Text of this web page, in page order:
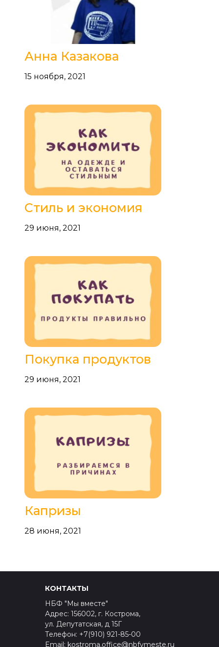
Анна Казакова
15 ноября, 2021
Стиль и экономия
29 июня, 2021
Покупка продуктов
29 июня, 2021
Капризы
28 июня, 2021
КОНТАКТЫ
НБФ "Мы вместе"
Адрес: 156002, г. Кострома,
ул. Депутатская, д 15Г
Телефон: +7(910) 921-85-00
Email: kostroma.office@nbfvmeste.ru